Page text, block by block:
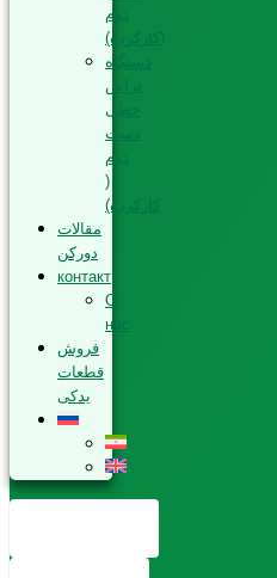
دوم
(کارکرده)
دستگاه
تراش
خطی
دست
دوم
(
کارکرده)
مقالات
دورکن
контакт
О
нас
فروش
قطعات
یدکی